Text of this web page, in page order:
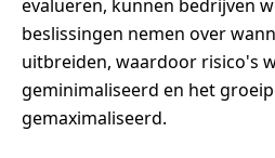
evalueren, kunnen bedrijven
beslissingen nemen over
uitbreiden, waardoor risico's
geminimaliseerd en het
gemaximaliseerd.